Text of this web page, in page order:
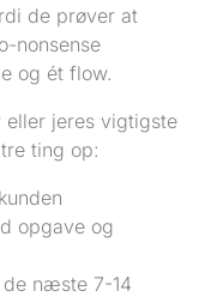
de prøver at
nonsense
og ét flow.
jeres vigtigste
ting op:
opgave og
næste 7-14